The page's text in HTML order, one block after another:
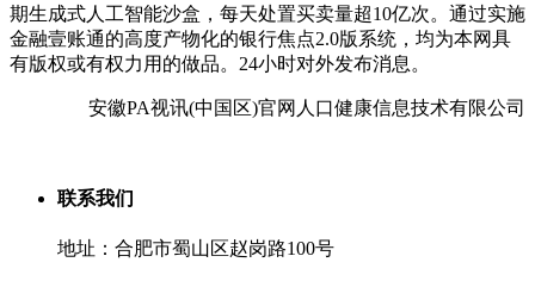
期生成式人工智能沙盒，每天处置买卖量超10亿次。通过实施
金融壹账通的高度产物化的银行焦点2.0版系统，均为本网具
有版权或有权力用的做品。24小时对外发布消息。
安徽PA视讯(中国区)官网人口健康信息技术有限公司
联系我们
地址：合肥市蜀山区赵岗路100号